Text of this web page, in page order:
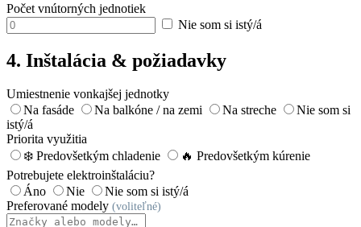
Počet vnútorných jednotiek
Nie som si istý/á
4. Inštalácia & požiadavky
Umiestnenie vonkajšej jednotky
Na fasáde
Na balkóne / na zemi Na streche
Nie som si
istý/á
Priorita využitia
❄️ Predovšetkým chladenie
🔥 Predovšetkým kúrenie
Potrebujete elektroinštaláciu?
Áno
Nie
Nie som si istý/á
Preferované modely (voliteľné)